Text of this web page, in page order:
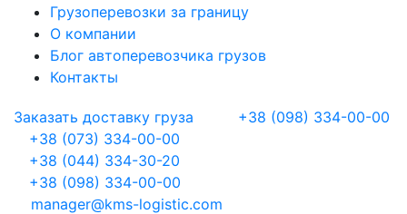
Грузоперевозки за границу
О компании
Блог автоперевозчика грузов
Контакты
Заказать доставку груза
+38 (098) 334-00-00
+38 (073) 334-00-00
+38 (044) 334-30-20
+38 (098) 334-00-00
manager@kms-logistic.com